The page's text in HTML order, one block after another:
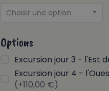
Choisir une option
Options
Excursion jour 3 - l'Est
Excursion jour 4 -
(+110,00 €)